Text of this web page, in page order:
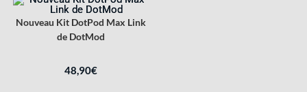
Nouveau Kit DotPod Max Link
de DotMod
48,90€